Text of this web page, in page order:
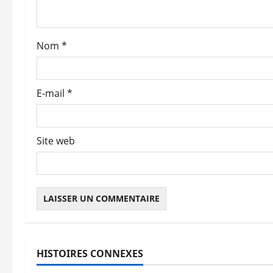
a
r
t
i
c
l
e
Nom *
E-mail *
Site web
HISTOIRES CONNEXES
Abonnés
Financement